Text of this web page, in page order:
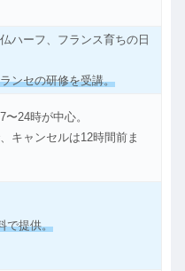
ハーフ、フランス育ちの日
ンセの研修を受講。
24時が中心。
キャンセルは12時間前ま
で提供。